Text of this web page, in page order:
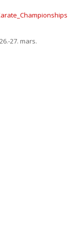
27. mars.